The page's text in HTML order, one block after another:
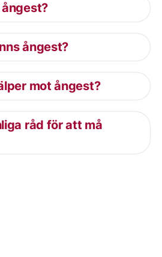
ångest?
ångest?
mot ångest?
råd för att må